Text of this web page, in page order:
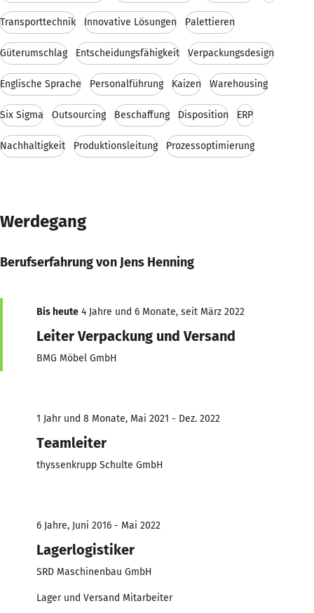
Transporttechnik Innovative Lösungen Palettieren
Güterumschlag Entscheidungsfähigkeit Verpackungsdesign
Englische Sprache Personalführung Kaizen Warehousing
Six Sigma Outsourcing Beschaffung Disposition ERP
Nachhaltigkeit Produktionsleitung Prozessoptimierung
Werdegang
Berufserfahrung von Jens Henning
Bis heute 4 Jahre und 6 Monate, seit März 2022
Leiter Verpackung und Versand
BMG Möbel GmbH
1 Jahr und 8 Monate, Mai 2021 - Dez. 2022
Teamleiter
thyssenkrupp Schulte GmbH
6 Jahre, Juni 2016 - Mai 2022
Lagerlogistiker
SRD Maschinenbau GmbH
Lager und Versand Mitarbeiter